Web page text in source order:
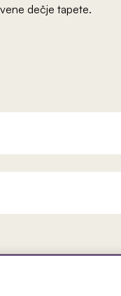
dečje tapete.